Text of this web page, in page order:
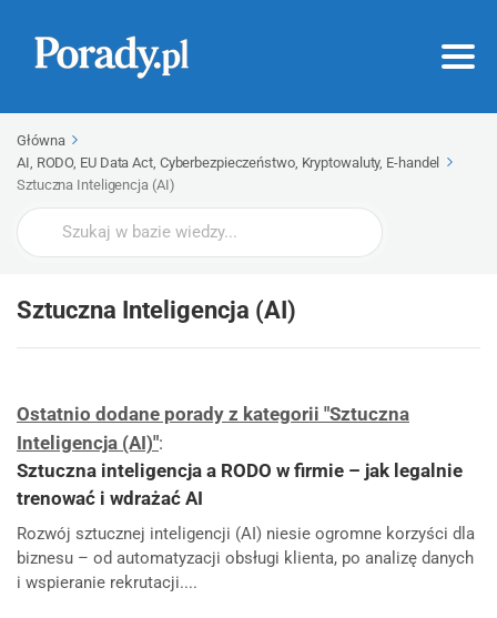
Główna
AI, RODO, EU Data Act, Cyberbezpieczeństwo, Kryptowaluty, E-handel
Sztuczna Inteligencja (AI)
Wyszukaj
Sztuczna Inteligencja (AI)
Ostatnio dodane porady z kategorii "Sztuczna
Inteligencja (AI)":
Sztuczna inteligencja a RODO w firmie – jak legalnie
trenować i wdrażać AI
Rozwój sztucznej inteligencji (AI) niesie ogromne korzyści dla
biznesu – od automatyzacji obsługi klienta, po analizę danych
i wspieranie rekrutacji....